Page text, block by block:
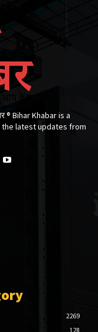
®​ Bihar Khabar is a
latest updates from
2269